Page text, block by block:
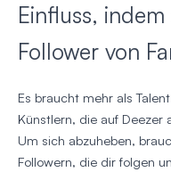
Einfluss,
Follower von
Es braucht mehr als
Künstlern, die auf Deezer
Um sich abzuheben,
Followern, die dir folgen